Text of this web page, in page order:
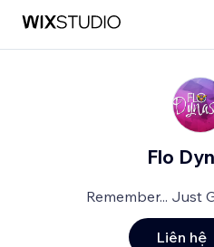
Flo
Remember... Just
Liên hệ